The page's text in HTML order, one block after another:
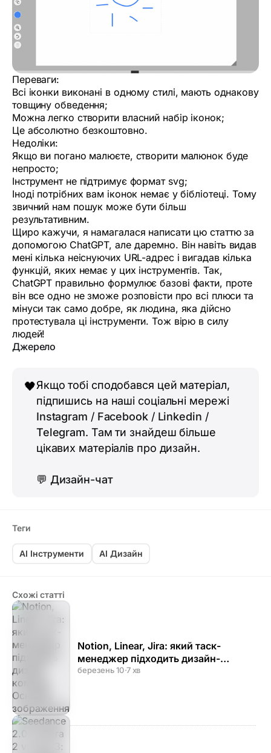
Переваги:
Всі іконки виконані в одному стилі, мають однакову
товщину обведення;
Можна легко створити власний набір іконок;
Це абсолютно безкоштовно.
Недоліки:
Якщо ви погано малюєте, створити малюнок буде
непросто;
Інструмент не підтримує формат svg;
Іноді потрібних вам іконок немає у бібліотеці. Тому
звичний нам пошук може бути більш
результативним.
Щиро кажучи, я намагалася написати цю статтю за
допомогою ChatGPT, але даремно. Він навіть видав
мені кілька неіснуючих URL-адрес і вигадав кілька
функцій, яких немає у цих інструментів. Так,
ChatGPT правильно формулює базові факти, проте
він все одно не зможе розповісти про всі плюси та
мінуси так само добре, як людина, яка дійсно
протестувала ці інструменти. Тож вірю в силу
людей!
Джерело
🖤Якщо тобі сподобався цей матеріал,
підпишись на наші соціальні мережі
Instagram / Facebook/ Linkedin /
Telegram. Там ти знайдеш більше
цікавих матеріалів про дизайн.
💬 Дизайн-чат
Теги
AI Інструменти AI Дизайн
Схожі статті
Notion, Linear, Jira: який таск-
менеджер підходить дизайн-
команді
березень 10·7 хв